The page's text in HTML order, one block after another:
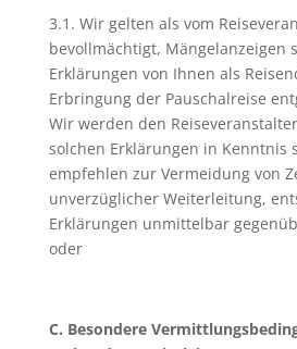
3.1. Wir gelten als vom
bevollmächtigt, Mängelanzeigen
Erklärungen von Ihnen als
Erbringung der Pauschalreise
Wir werden den
solchen Erklärungen in Kenntnis
empfehlen zur Vermeidung von
unverzüglicher Weiterleitung,
Erklärungen unmittelbar
oder
C. Besondere